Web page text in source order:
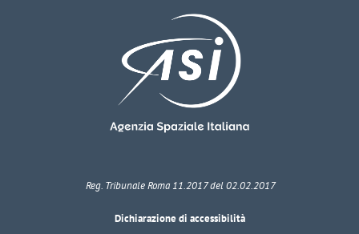
Reg. Tribunale Roma 11.2017 del 02.02.2017
Dichiarazione di accessibilità